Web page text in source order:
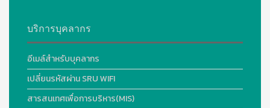
บริการบุคลากร
อีเมล์สำหรับบุคลากร
เปลี่ยนรหัสผ่าน SRU WIFI
สารสนเทศเพื่อการบริหาร(MIS)